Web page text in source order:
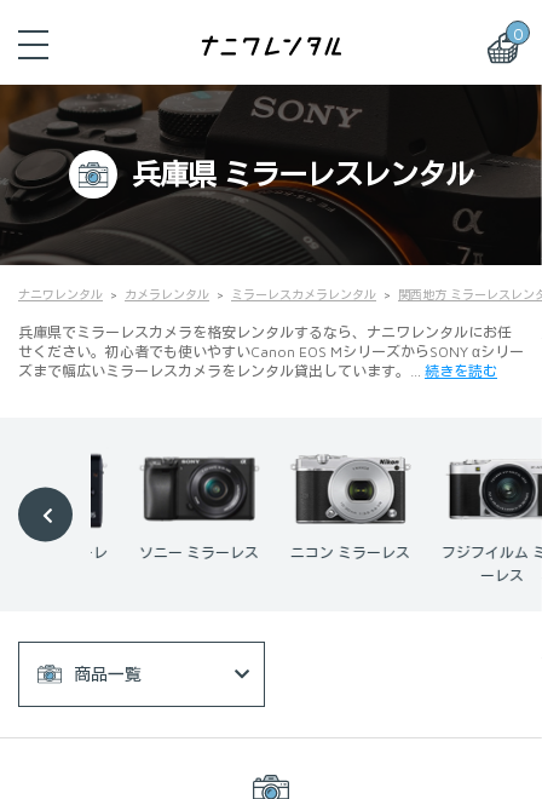
0
兵庫県 ミラーレスレンタル
ナニワレンタル カメラレンタル ミラーレスカメラレンタル 関西地方 ミラーレスレン
兵庫県でミラーレスカメラを格安レンタルするなら、ナニワレンタルにお任
せください。初心者でも使いやすいCanon EOS MシリーズからSONY αシリー
ズまで幅広いミラーレスカメラをレンタル貸出しています。… 続きを読む
ソニー ミラーレス ニコン ミラーレス
フジフイルム ミラ
商品一覧